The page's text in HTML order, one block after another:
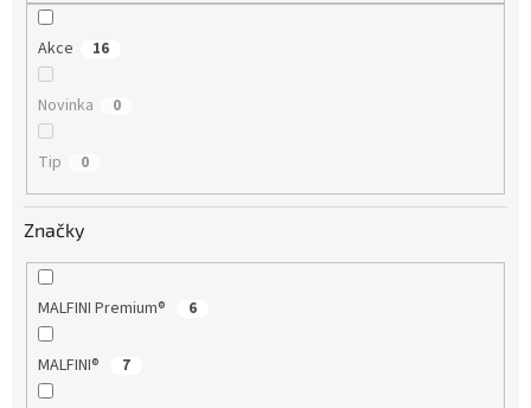
Akce 16
Novinka 0
Tip 0
Značky
MALFINI Premium® 6
MALFINI® 7